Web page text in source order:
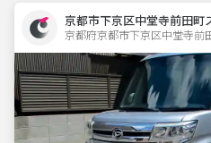
京都市下京区中堂寺前田町
京都府京都市下京区中堂寺前